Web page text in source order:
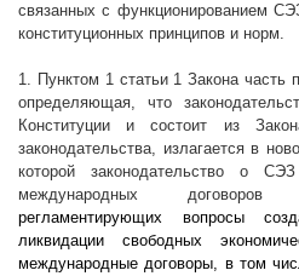
связанных с функционированием
конституционных принципов и норм.
1. Пунктом 1 статьи 1 Закона часть
определяющая, что
Конституции и состоит из
законодательства, излагается в
которой законодательство о
международных
регламентирующих вопросы
ликвидации свободных
международные договоры, в том